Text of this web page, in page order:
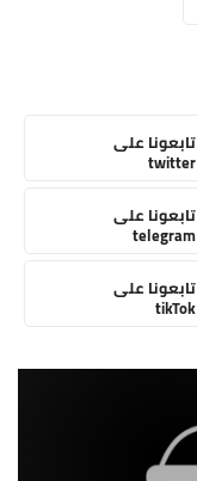
تابعونا على
twitter
تابعونا على
telegram
تابعونا على
tikTok